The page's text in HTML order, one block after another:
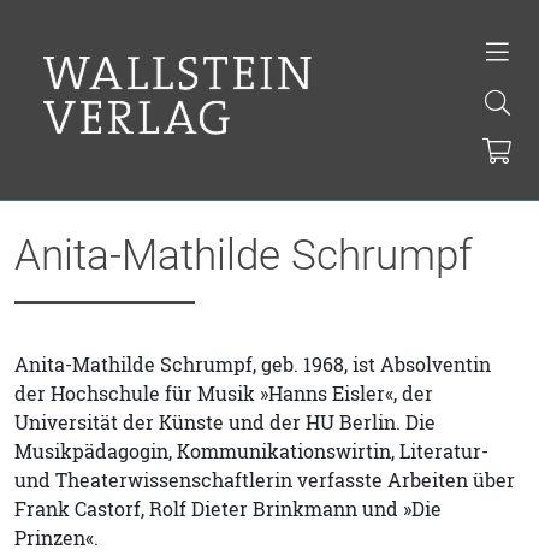
Anita-Mathilde Schrumpf
Anita-Mathilde Schrumpf, geb. 1968, ist Absolventin
der Hochschule für Musik »Hanns Eisler«, der
Universität der Künste und der HU Berlin. Die
Musikpädagogin, Kommunikationswirtin, Literatur-
und Theaterwissenschaftlerin verfasste Arbeiten über
Frank Castorf, Rolf Dieter Brinkmann und »Die
Prinzen«.